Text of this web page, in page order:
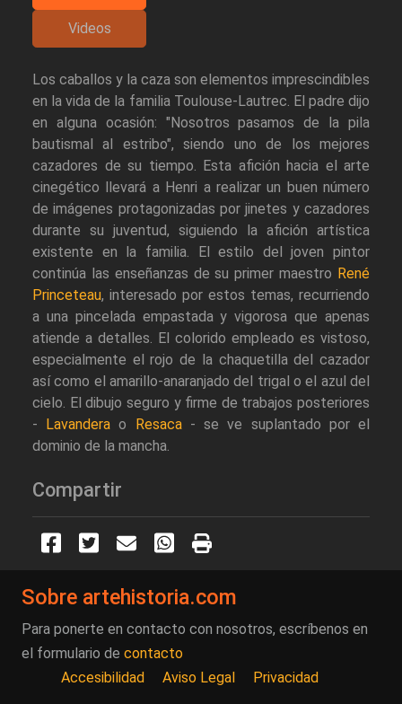
Videos
Los caballos y la caza son elementos imprescindibles
en la vida de la familia Toulouse-Lautrec. El padre dijo
en alguna ocasión: "Nosotros pasamos de la pila
bautismal al estribo", siendo uno de los mejores
cazadores de su tiempo. Esta afición hacia el arte
cinegético llevará a Henri a realizar un buen número
de imágenes protagonizadas por jinetes y cazadores
durante su juventud, siguiendo la afición artística
existente en la familia. El estilo del joven pintor
continúa las enseñanzas de su primer maestro René
Princeteau, interesado por estos temas, recurriendo
a una pincelada empastada y vigorosa que apenas
atiende a detalles. El colorido empleado es vistoso,
especialmente el rojo de la chaquetilla del cazador
así como el amarillo-anaranjado del trigal o el azul del
cielo. El dibujo seguro y firme de trabajos posteriores
- Lavandera o Resaca- se ve suplantado por el
dominio de la mancha.
Compartir
Sobre artehistoria.com
Para ponerte en contacto con nosotros, escríbenos en
el formulario de contacto
Accesibilidad
Aviso Legal Privacidad